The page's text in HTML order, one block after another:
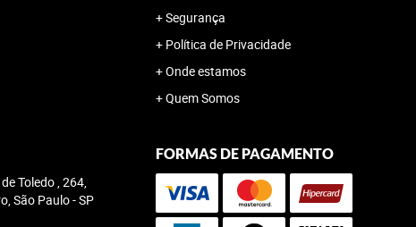
Segurança
Política de Privacidade
Onde estamos
Quem Somos
Toledo , 264,
São Paulo-SP
FORMAS DE PAGAMENTO